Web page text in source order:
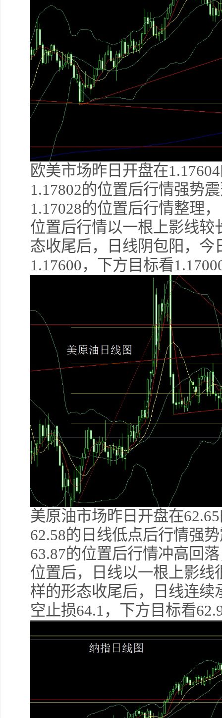
欧美市场昨日开盘在
1.17802的位置后行情强势
1.17028的位置后行情整理
位置后行情以一根上影线
态收尾后，日线阴包阳，今
1.17600，下方目标看
美原油市场昨日开盘在
62.58的日线低点后行情强
63.87的位置后行情冲高回
位置后，日线以一根上影
样的形态收尾后，日线连续
空止损64.1，下方目标看